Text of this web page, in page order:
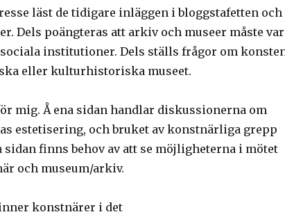
läst de tidigare inläggen i bloggstafetten och
Dels poängteras att arkiv och museer måste
institutioner. Dels ställs frågor om
eller kulturhistoriska museet.
mig. Å ena sidan handlar diskussionerna om
estetisering, och bruket av konstnärliga grepp
sidan finns behov av att se möjligheterna i mötet
och museum/arkiv.
konstnärer i det